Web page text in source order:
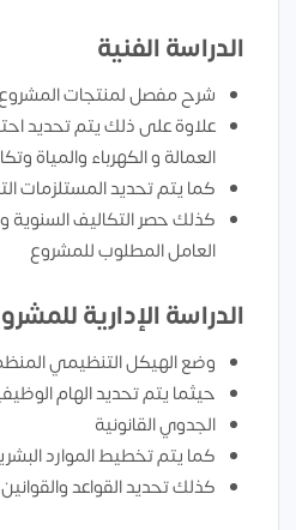
الدراسة الفنية
شرح مفصل لمنتجات
علاوة على ذلك يتم تحديد
العمالة و الكهرباء والمياة
كما يتم تحديد المستلزمات
كذلك حصر التكاليف السنوية
العامل المطلوب للمشروع
الدراسة الإدارية
وضع الهيكل التنظيمي
حيثما يتم تحديد الهام
الجدوي القانونية
كما يتم تخطيط الموارد
كذلك تحديد القواعد